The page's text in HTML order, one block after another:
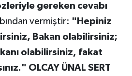
gereken cevabı
vermiştir: "Hepiniz
Bakan olabilirsiniz;
olabilirsiniz, fakat
OLCAY ÜNAL SERT